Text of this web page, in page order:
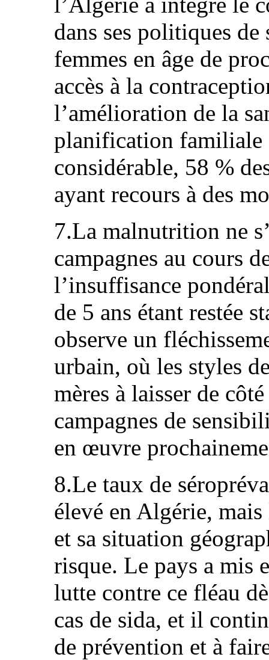
dans ses politiques
femmes en âge de
accès à la
l’amélioration de la
planification familiale
considérable, 58 %
ayant recours à des
7.La malnutrition ne
campagnes au cours
l’insuffisance
de 5 ans étant restée
observe un
urbain, où les styles
mères à laisser de
campagnes de
en œuvre
8.Le taux de
élevé en Algérie,
et sa situation
risque. Le pays a mis
lutte contre ce fléau
cas de sida, et il
de prévention et à